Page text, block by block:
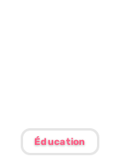
Éducation